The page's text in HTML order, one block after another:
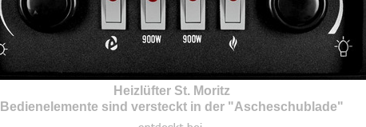
Heizlüfter St. Moritz
Bedienelemente sind versteckt in der "Ascheschublade"